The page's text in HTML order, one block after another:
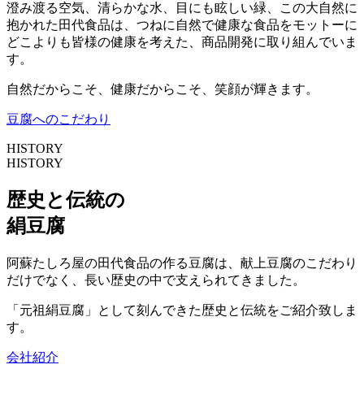
澄み渡る空気、清らかな水、目にも眩しい緑、この大自然に
抱かれた田代食品は、つねに自然で健康な食品をモットーに
どこよりも皆様の健康を考えた、商品開発に取り組んでいま
す。
自然だからこそ、健康だからこそ、笑顔が輝きます。
豆腐へのこだわり
HISTORY
HISTORY
歴史 と伝統の
絹豆腐
阿蘇たしろ屋の田代食品の作る豆腐は、献上豆腐のこだわり
だけでなく、長い歴史の中で支えられてきました。
「元祖絹豆腐」として刻んできた歴史と伝統をご紹介致しま
す。
会社紹介